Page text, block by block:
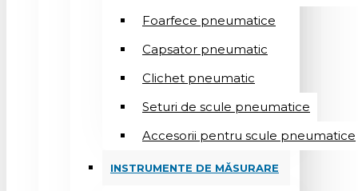
Foarfece pneumatice
Capsator pneumatic
Clichet pneumatic
Seturi de scule pneumatice
Accesorii pentru scule pneumatice
INSTRUMENTE DE MĂSURARE